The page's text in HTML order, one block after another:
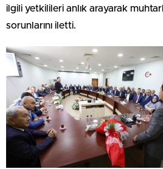
ilgili yetkilileri anlık arayarak
sorunlarını iletti.